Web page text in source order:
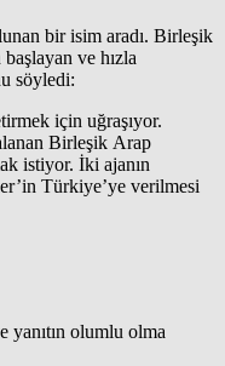
bir isim aradı. Birleşik
ve hızla
söyledi:
için uğraşıyor.
Birleşik Arap
istiyor. İki ajanın
Türkiye’ye verilmesi
yanıtın olumlu olma